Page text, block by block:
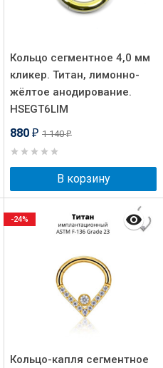
Кольцо сегментное 4,0 мм
кликер. Титан, лимонно-
жёлтое анодирование.
HSEGT6LIM
880 ₽ 1 140₽
В корзину
Кольцо-капля сегментное
-24%